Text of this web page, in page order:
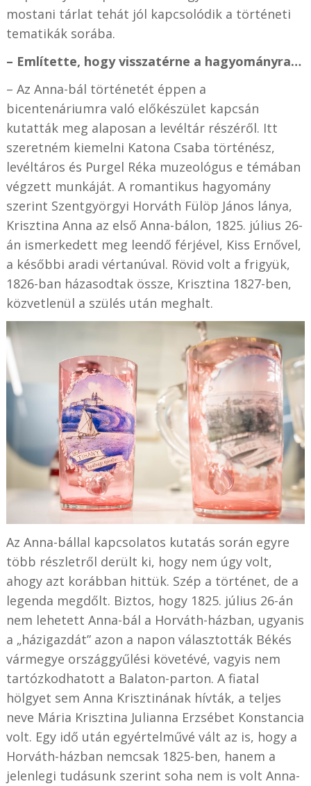
mostani tárlat tehát jól kapcsolódik a történeti
tematikák sorába.
– Említette, hogy visszatérne a hagyományra…
– Az Anna-bál történetét éppen a
bicentenáriumra való előkészület kapcsán
kutatták meg alaposan a levéltár részéről. Itt
szeretném kiemelni Katona Csaba történész,
levéltáros és Purgel Réka muzeológus e témában
végzett munkáját. A romantikus hagyomány
szerint Szentgyörgyi Horváth Fülöp János lánya,
Krisztina Anna az első Anna-bálon, 1825. július 26-
án ismerkedett meg leendő férjével, Kiss Ernővel,
a későbbi aradi vértanúval. Rövid volt a frigyük,
1826-ban házasodtak össze, Krisztina 1827-ben,
közvetlenül a szülés után meghalt.
Az Anna-bállal kapcsolatos kutatás során egyre
több részletről derült ki, hogy nem úgy volt,
ahogy azt korábban hittük. Szép a történet, de a
legenda megdőlt. Biztos, hogy 1825. július 26-án
nem lehetett Anna-bál a Horváth-házban, ugyanis
a „házigazdát” azon a napon választották Békés
vármegye országgyűlési követévé, vagyis nem
tartózkodhatott a Balaton-parton. A fiatal
hölgyet sem Anna Krisztinának hívták, a teljes
neve Mária Krisztina Julianna Erzsébet Konstancia
volt. Egy idő után egyértelművé vált az is, hogy a
Horváth-házban nemcsak 1825-ben, hanem a
jelenlegi tudásunk szerint soha nem is volt Anna-